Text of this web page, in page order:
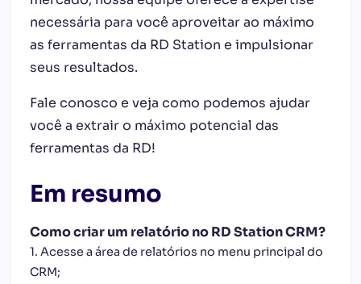
necessária para você aproveitar ao máximo
as ferramentas da RD Station e impulsionar
seus resultados.
Fale conosco e veja como podemos ajudar
você a extrair o máximo potencial das
ferramentas da RD!
Em resumo
Como criar um relatório no RD Station CRM?
1. Acesse a área de relatórios no menu principal do
CRM;